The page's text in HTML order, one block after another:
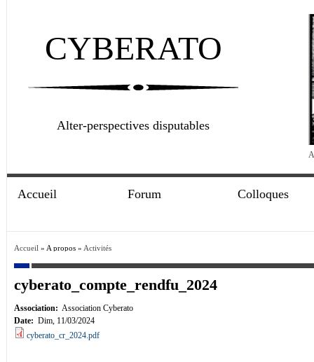
CYBERATO
Alter-perspectives disputables
Accueil Forum Colloques
Accueil » A propos » Activités
cyberato_compte_rendfu_2024
Association: Association Cyberato
Date: Dim, 11/03/2024
cyberato_cr_2024.pdf